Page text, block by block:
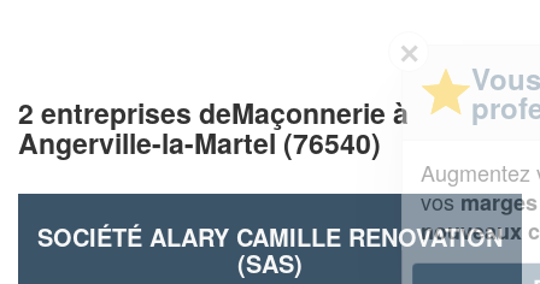
2 entreprises deMaçonnerie à
Angerville-la-Martel (76540)
SOCIÉTÉ ALARY CAMILLE RENOVATION
(SAS)
professionnel ?
chiffre d'affaireset
vosmargestout en gagnant de
nouveaux clients!